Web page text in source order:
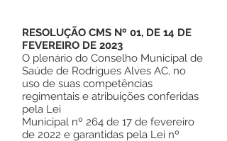
RESOLUÇÃO CMS Nº 01, DE 14 DE
FEVEREIRO DE 2023
O plenário do Conselho Municipal de
Saúde de Rodrigues Alves AC, no
uso de suas competências
regimentais e atribuições conferidas
pela Lei
Municipal nº 264 de 17 de fevereiro
de 2022 e garantidas pela Lei nº